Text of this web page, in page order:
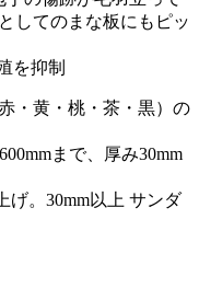
してのまな板にもピッ
を抑制
・黄・桃・茶・黒）の
まで、厚み30mm
げ。30mm以上 サンダ